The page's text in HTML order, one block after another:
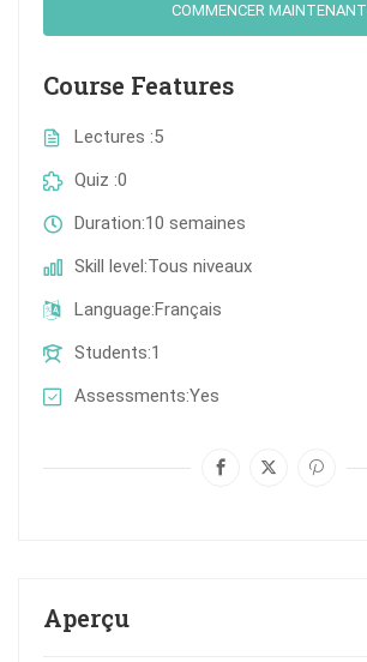
Aperçu
COMMENCER MAINTENANT
Course Features
Lectures 5
Quiz 0
Duration 10 semaines
Skill level Tous niveaux
Language Français
Students 1
Assessments Yes